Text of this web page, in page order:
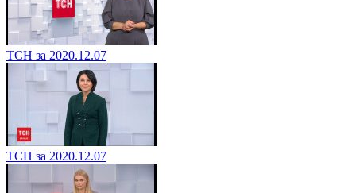
ТСН за 2020.12.07
ТСН за 2020.12.07